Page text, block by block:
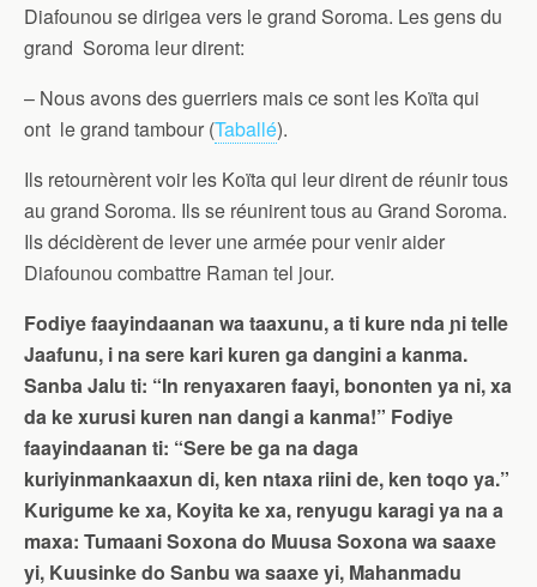
Diafounou se dirigea vers le grand Soroma. Les gens du
grand Soroma leur dirent:
– Nous avons des guerriers mais ce sont les Koïta qui
ont le grand tambour (Taballé).
Ils retournèrent voir les Koïta qui leur dirent de réunir tous
au grand Soroma. Ils se réunirent tous au Grand Soroma.
Ils décidèrent de lever une armée pour venir aider
Diafounou combattre Raman tel jour.
Fodiye faayindaanan wa taaxunu, a ti kure nda ɲi telle
Jaafunu, i na sere kari kuren ga dangini a kanma.
Sanba Jalu ti: “In renyaxaren faayi, bononten ya ni, xa
da ke xurusi kuren nan dangi a kanma!” Fodiye
faayindaanan ti: “Sere be ga na daga
kuriyinmankaaxun di, ken ntaxa riini de, ken toqo ya.”
Kurigume ke xa, Koyita ke xa, renyugu karagi ya na a
maxa: Tumaani Soxona do Muusa Soxona wa saaxe
yi, Kuusinke do Sanbu wa saaxe yi, Mahanmadu